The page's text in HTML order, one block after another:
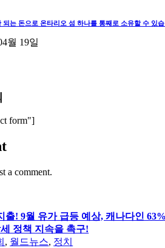
는 돈으로 온타리오 섬 하나를 통째로 소유할 수 있
월 19일
form"]
a comment.
출! 9월 유가 급등 예상, 캐나다인
정책 지속을 촉구!
, 월드뉴스, 정치